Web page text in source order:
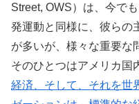
Street, OWS）は、今で
発運動と同様に、彼らの
が多いが、様々な重要な
そのひとつはアメリカ国
経済、そして、それを世